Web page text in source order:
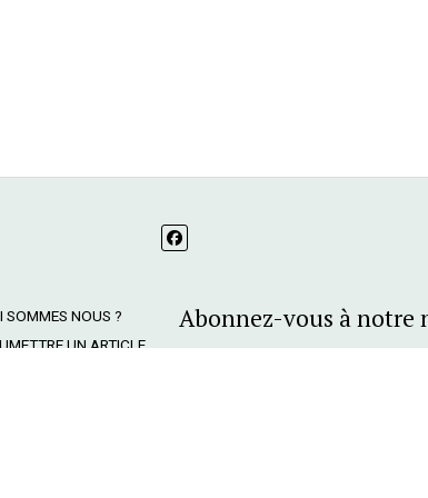
SOMMES NOUS ?
UN ARTICLE
Abonnez-vous à notre